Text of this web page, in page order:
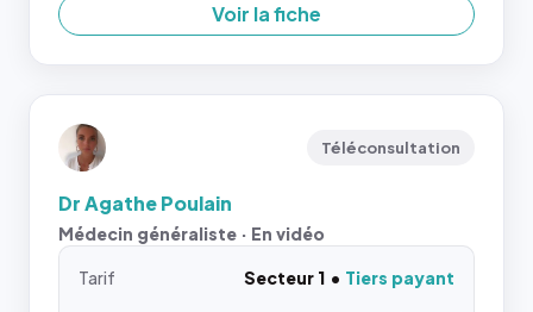
Voir la fiche
Téléconsultation
Dr Agathe Poulain
Médecin généraliste · En vidéo
Tarif Secteur 1
Tiers payant